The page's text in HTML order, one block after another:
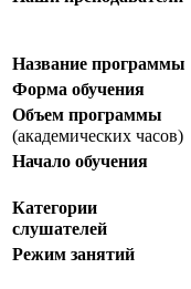
Название программы
Форма обучения
Объем программы
(академических часов)
Начало обучения
Категории
слушателей
Режим занятий